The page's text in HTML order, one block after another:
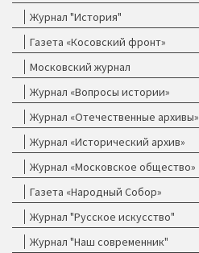
Журнал "История"
Газета «Косовский фронт»
Московский журнал
Журнал «Вопросы истории»
Журнал «Отечественные архивы»
Журнал «Исторический архив»
Журнал «Московское общество»
Газета «Народный Собор»
Журнал "Русское искусство"
Журнал "Наш современник"